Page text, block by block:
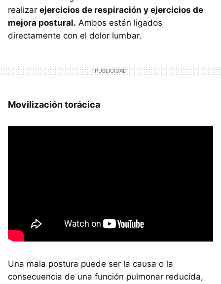
realizar ejercicios de respiración y ejercicios de
mejora postural. Ambos están ligados
directamente con el dolor lumbar.
Movilización torácica
Una mala postura puede ser la causa o la
consecuencia de una función pulmonar reducida,